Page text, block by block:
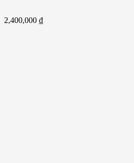
2,400,000 ₫